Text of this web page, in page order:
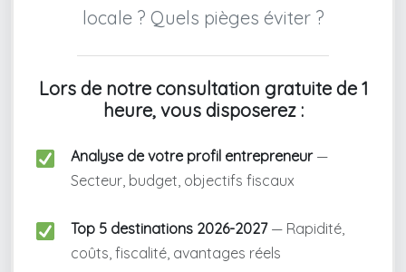
locale ? Quels pièges éviter ?
Lors de notre consultation gratuite de 1
heure, vous disposerez :
Analyse de votre profil entrepreneur —
Secteur, budget, objectifs fiscaux
Top 5 destinations 2026-2027 — Rapidité,
coûts, fiscalité, avantages réels